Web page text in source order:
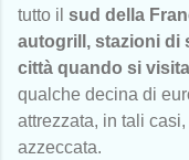
tutto il sud della
autogrill, stazioni di
città quando si
qualche decina di
attrezzata, in tali
azzeccata.